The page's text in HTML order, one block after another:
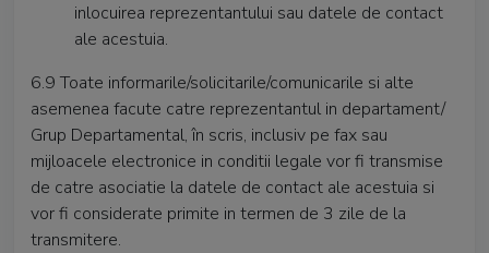
inlocuirea reprezentantului sau datele de contact
ale acestuia.
6.9 Toate informarile/solicitarile/comunicarile si alte
asemenea facute catre reprezentantul in departament/
Grup Departamental, în scris, inclusiv pe fax sau
mijloacele electronice in conditii legale vor fi transmise
de catre asociatie la datele de contact ale acestuia si
vor fi considerate primite in termen de 3 zile de la
transmitere.